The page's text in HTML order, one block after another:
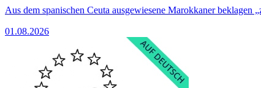
Aus dem spanischen Ceuta ausgewiesene Marokkaner beklagen
01.08.2026